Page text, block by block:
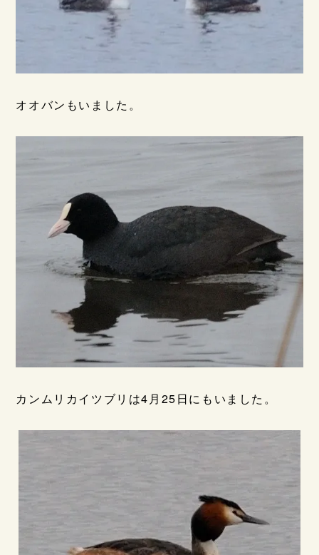
オオバンもいました。
カンムリカイツブリは4月25日にもいました。